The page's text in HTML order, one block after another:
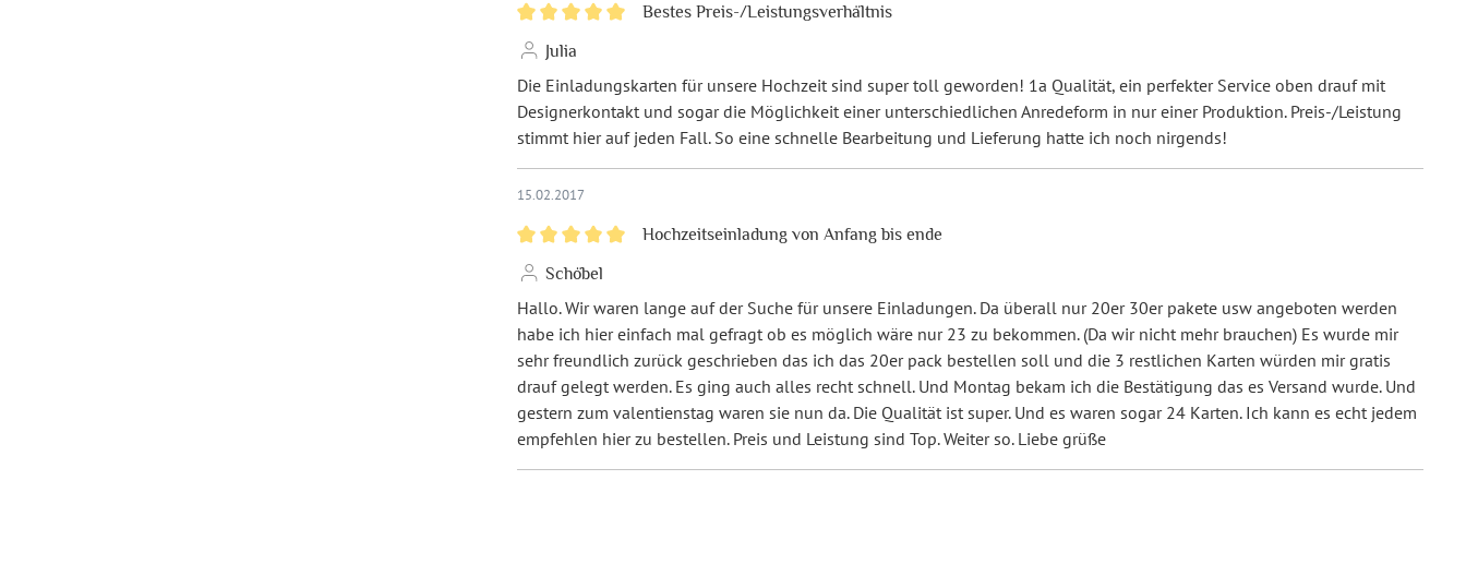
Bestes Preis-/Leistungsverhältnis
Julia
Die Einladungskarten für unsere Hochzeit sind super toll geworden! 1a Qualität, ein perfekter Service oben drauf mit
Designerkontakt und sogar die Möglichkeit einer unterschiedlichen Anredeform in nur einer Produktion. Preis-/Leistung
stimmt hier auf jeden Fall. So eine schnelle Bearbeitung und Lieferung hatte ich noch nirgends!
15.02.2017
Hochzeitseinladung von Anfang bis ende
Schöbel
Hallo. Wir waren lange auf der Suche für unsere Einladungen. Da überall nur 20er 30er pakete usw angeboten werden
habe ich hier einfach mal gefragt ob es möglich wäre nur 23 zu bekommen. (Da wir nicht mehr brauchen) Es wurde mir
sehr freundlich zurück geschrieben das ich das 20er pack bestellen soll und die 3 restlichen Karten würden mir gratis
drauf gelegt werden. Es ging auch alles recht schnell. Und Montag bekam ich die Bestätigung das es Versand wurde. Und
gestern zum valentienstag waren sie nun da. Die Qualität ist super. Und es waren sogar 24 Karten. Ich kann es echt jedem
empfehlen hier zu bestellen. Preis und Leistung sind Top. Weiter so. Liebe grüße